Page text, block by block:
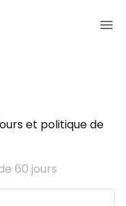
et politique de
60 jours